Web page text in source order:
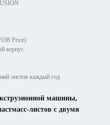
Price)
корпус
листов каждый год
машины,
листов с двумя